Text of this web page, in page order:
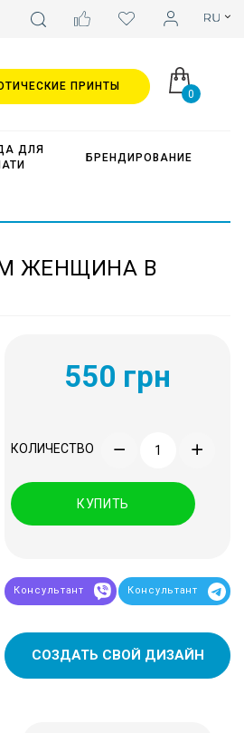
0
ДЛЯ
БРЕНДИРОВАНИЕ
ПРИНТЫ
ЖЕНЩИНА В
550 грн
КОЛИЧЕСТВО
КУПИТЬ
Консультант Консультант
СОЗДАТЬ СВОЙ ДИЗАЙН